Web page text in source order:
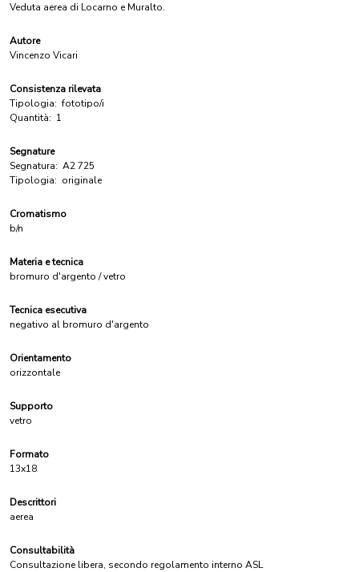
Veduta aerea di Locarno e Muralto.
Autore
Vincenzo Vicari
Consistenza rilevata
Tipologia: fototipo/i
Quantità: 1
Segnature
Segnatura: A2 725
Tipologia: originale
Cromatismo
b/n
Materia e tecnica
bromuro d'argento / vetro
Tecnica esecutiva
negativo al bromuro d'argento
Orientamento
orizzontale
Supporto
vetro
Formato
13x18
Descrittori
aerea
Consultabilità
Consultazione libera, secondo regolamento interno ASL